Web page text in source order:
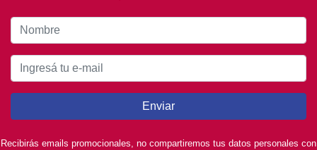
Enviar
Recibirás emails promocionales, no compartiremos tus datos personales con